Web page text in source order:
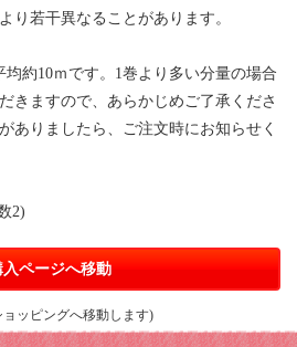
若干異なることがあります。
約10ｍです。1巻より多い分量の場合
きますので、あらかじめご了承くださ
ありましたら、ご注文時にお知らせく
2)
入ページへ移動
ョッピングへ移動します)